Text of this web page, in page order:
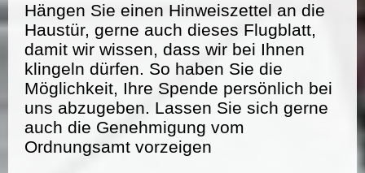
Hängen Sie einen Hinweiszettel an die
Haustür, gerne auch dieses Flugblatt,
damit wir wissen, dass wir bei Ihnen
klingeln dürfen. So haben Sie die
Möglichkeit, Ihre Spende persönlich bei
uns abzugeben. Lassen Sie sich gerne
auch die Genehmigung vom
Ordnungsamt vorzeigen